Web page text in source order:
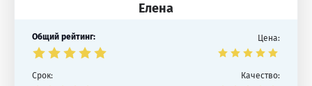
Елена
Общий рейтинг: Цена:
Срок: Качество: